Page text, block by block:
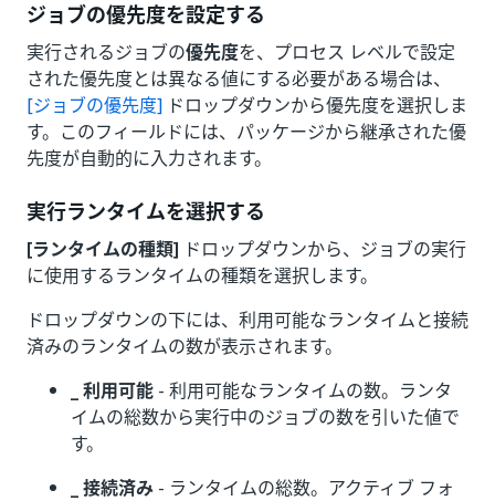
ジョブの優先度を設定する
実行されるジョブの優先度を、プロセス レベルで設定
された優先度とは異なる値にする必要がある場合は、
[ジョブの優先度] ドロップダウンから優先度を選択しま
す。このフィールドには、パッケージから継承された優
先度が自動的に入力されます。
実行ランタイムを選択する
[ランタイムの種類] ドロップダウンから、ジョブの実行
に使用するランタイムの種類を選択します。
ドロップダウンの下には、利用可能なランタイムと接続
済みのランタイムの数が表示されます。
_ 利用可能 - 利用可能なランタイムの数。ランタ
イムの総数から実行中のジョブの数を引いた値で
す。
_ 接続済み - ランタイムの総数。アクティブ フォ